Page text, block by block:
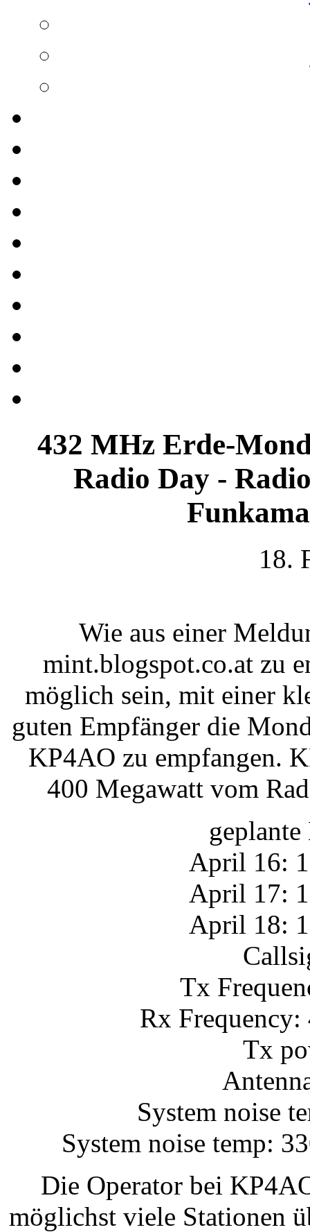
432 MHz Erde-
Radio Day -
18.
Wie aus einer
mint.blogspot.co.at zu
möglich sein, mit einer
guten Empfänger die
KP4AO zu empfangen.
400 Megawatt vom
April 16:
April 17:
April 18:
Tx
Rx
Tx
System noise
System noise temp:
Die Operator bei
möglichst viele Stationen